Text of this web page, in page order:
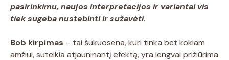
pasirinkimu, naujos interpretacijos ir variantai vis
tiek sugeba nustebinti ir sužavėti.
Bob kirpimas – tai šukuosena, kuri tinka bet kokiam
amžiui, suteikia atjauninantį efektą, yra lengvai prižiūrima